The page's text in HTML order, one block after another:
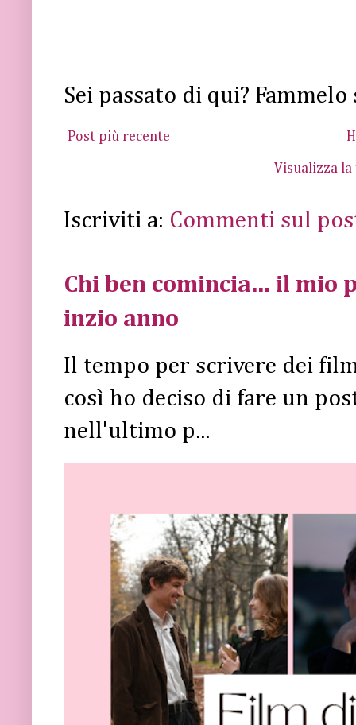
Sei passato di qui?
Post più recente
Visualizza
Iscriviti a: Commenti sul
Chi ben comincia... il
inzio anno
Il tempo per scrivere dei
così ho deciso di fare un
nell'ultimo p...